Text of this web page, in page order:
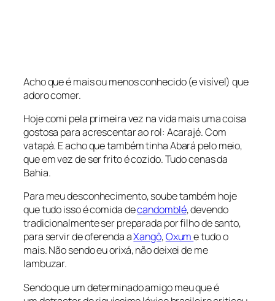
Acho que é mais ou menos conhecido (e visível) que
adoro comer.
Hoje comi pela primeira vez na vida mais uma coisa
gostosa para acrescentar ao rol: Acarajé. Com
vatapá. E acho que também tinha Abará pelo meio,
que em vez de ser frito é cozido. Tudo cenas da
Bahia.
Para meu desconhecimento, soube também hoje
que tudo isso é comida decandomblé, devendo
tradicionalmente ser preparada por filho de santo,
para servir de oferenda aXangô,Oxume tudo o
mais. Não sendo eu orixá, não deixei de me
lambuzar.
Sendo que um determinado amigo meu que é